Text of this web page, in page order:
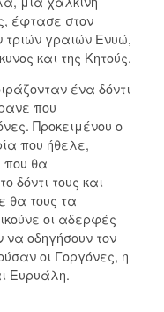
έφτασε στον
τριών γραιών Ενυώ,
και της Κητούς.
ένα δόντι
που
Προκειμένου ο
που ήθελε,
που θα
δόντι τους και
θα τους τα
οι αδερφές
να οδηγήσουν τον
οι Γοργόνες, η
Ευρυάλη.